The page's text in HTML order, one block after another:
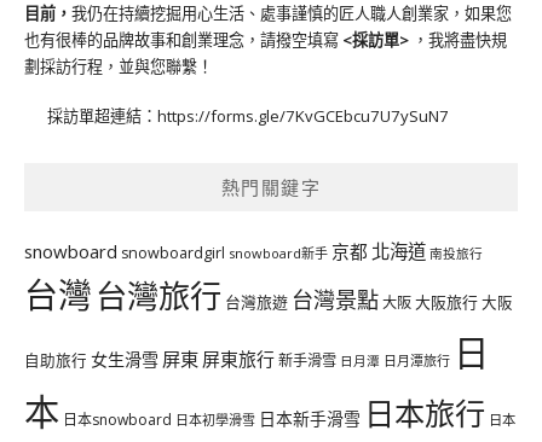
目前， 我仍在持續挖掘用心生活、處事謹慎的匠人職人創業家，如果您
也有很棒的品牌故事和創業理念，請撥空填寫 <採訪單> ，我將盡快規
劃採訪行程，並與您聯繫！
採訪單超連結： https://forms.gle/7KvGCEbcu7U7ySuN7
熱門關鍵字
snowboard snowboardgirl snowboard新手 京都 北海道 南投旅行
台灣台灣旅行 台灣旅遊 台灣景點大阪大阪旅行大阪
自助旅行 女生滑雪 屏東 屏東旅行新手滑雪 日月潭 日月潭旅行 日
本 日本snowboard 日本初學滑雪 日本新手滑雪 日本旅行 日本